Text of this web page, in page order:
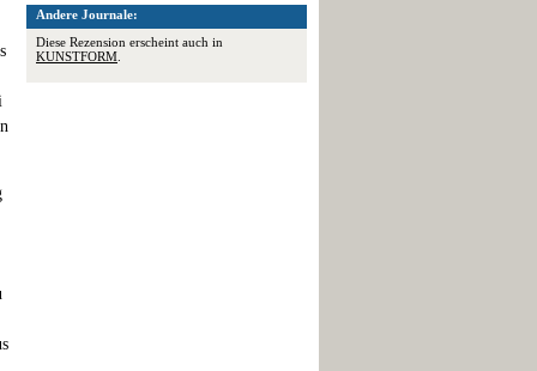
Andere Journale:
Diese Rezension erscheint auch in
KUNSTFORM